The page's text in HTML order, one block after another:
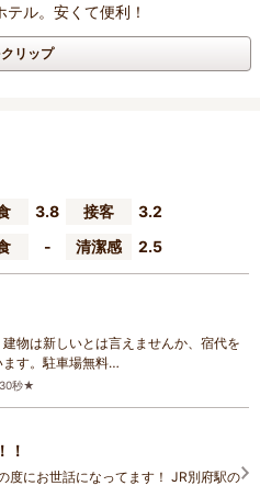
ル。安くて便利！
リップ
3.8 接客
3.2
- 清潔感 2.5
物は新しいとは言えませんか、宿代を
す。駐車場無料…
秒★
！
度にお世話になってます！ JR別府駅の